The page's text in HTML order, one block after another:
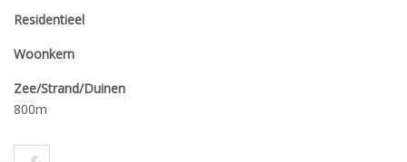
Residentieel
Woonkern
Zee/Strand/Duinen
800m